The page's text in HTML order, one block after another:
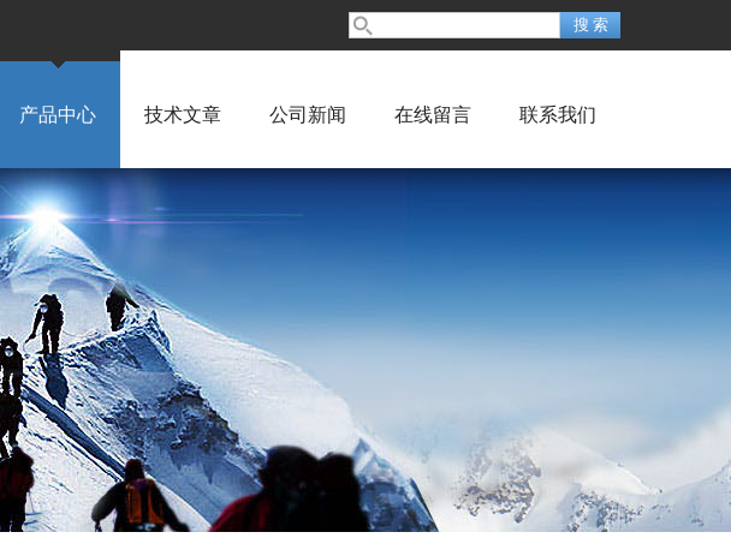
产品中心 技术文章 公司新闻 在线留言 联系我们